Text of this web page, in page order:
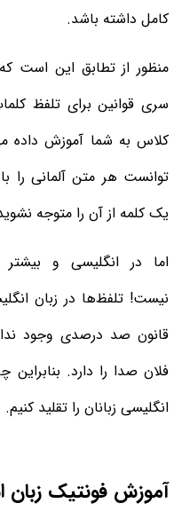
کامل داشته باشد.
منظور از تطابق این است
سری قوانین برای تلفظ
کلاس به شما آموزش داده
توانست هر متن آلمانی را
یک کلمه از آن را متوجه
اما در انگلیسی و بیشتر
نیست! تلفظ‌ها در زبان
قانون صد درصدی وجود
فلان صدا را دارد.
انگلیسی زبانان را تقلید کنیم.
آموزش فونتیک زبان